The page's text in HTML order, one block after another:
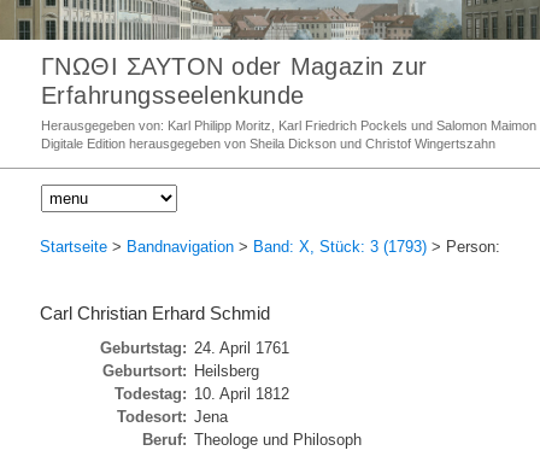
ΓΝΩΘΙ ΣΑΥΤΟΝ oder Magazin zur
Erfahrungsseelenkunde
Herausgegeben von: Karl Philipp Moritz, Karl Friedrich Pockels und Salomon Maimon
Digitale Edition herausgegeben von Sheila Dickson und Christof Wingertszahn
Startseite > Bandnavigation > Band: X, Stück: 3 (1793) > Person:
Carl Christian Erhard Schmid
Geburtstag: 24. April 1761
Geburtsort: Heilsberg
Todestag: 10. April 1812
Todesort: Jena
Beruf: Theologe und Philosoph